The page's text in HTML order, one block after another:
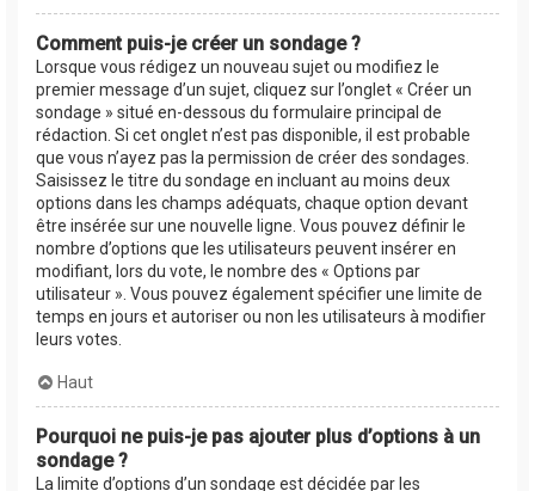
Comment puis-je créer un sondage ?
Lorsque vous rédigez un nouveau sujet ou modifiez le
premier message d’un sujet, cliquez sur l’onglet « Créer un
sondage » situé en-dessous du formulaire principal de
rédaction. Si cet onglet n’est pas disponible, il est probable
que vous n’ayez pas la permission de créer des sondages.
Saisissez le titre du sondage en incluant au moins deux
options dans les champs adéquats, chaque option devant
être insérée sur une nouvelle ligne. Vous pouvez définir le
nombre d’options que les utilisateurs peuvent insérer en
modifiant, lors du vote, le nombre des « Options par
utilisateur ». Vous pouvez également spécifier une limite de
temps en jours et autoriser ou non les utilisateurs à modifier
leurs votes.
Haut
Pourquoi ne puis-je pas ajouter plus d’options à un
sondage ?
La limite d’options d’un sondage est décidée par les